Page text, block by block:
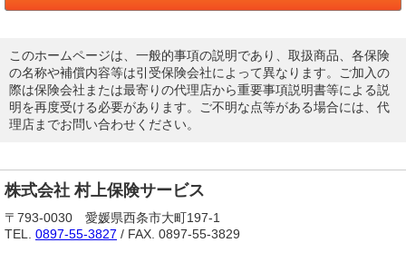
このホームページは、一般的事項の説明であり、取扱商品、各保険
の名称や補償内容等は引受保険会社によって異なります。ご加入の
際は保険会社または最寄りの代理店から重要事項説明書等による説
明を再度受ける必要があります。ご不明な点等がある場合には、代
理店までお問い合わせください。
株式会社 村上保険サービス
〒793-0030 愛媛県西条市大町197-1
TEL. 0897-55-3827 / FAX. 0897-55-3829